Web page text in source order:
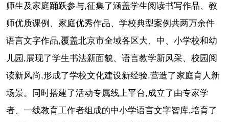
师生及家庭踊跃参与,征集了涵盖学生阅读书写作品、教
师优质课例、家庭优秀作品、学校典型案例共两万余件
语言文字作品,覆盖北京市全域各区大、中、小学校和幼
儿园,展现了学生书法新面貌、语言教学新风采、校园阅
读新风尚,形成了学校文化建设新经验,营造了家庭育人新
场景。同时搭建了活动专属线上平台,成立了由专家学
者、一线教育工作者组成的中小学语言文字智库,培育了